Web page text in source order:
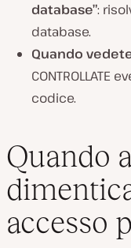
database”:
database.
Quando
CONTROLLATE
codice.
Quando
accesso